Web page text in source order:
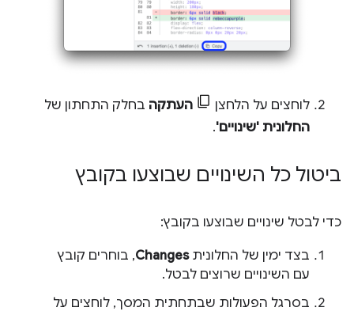
לוחצים על הלחצן העתקה בחלק התחתון של
החלונית 'שינויים'.
ביטול כל השינויים שבוצעו בקובץ
כדי לבטל שינויים שבוצעו בקובץ:
בצד ימין של החלוניתChanges, בוחרים קובץ
עם השינויים שרוצים לבטל.
בסרגל הפעולות שבתחתית המסך, לוחצים על